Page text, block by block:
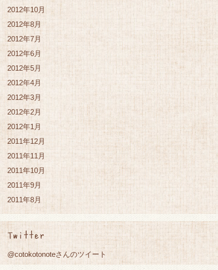
2012年10月
2012年8月
2012年7月
2012年6月
2012年5月
2012年4月
2012年3月
2012年2月
2012年1月
2011年12月
2011年11月
2011年10月
2011年9月
2011年8月
Twitter
@cotokotonoteさんのツイート